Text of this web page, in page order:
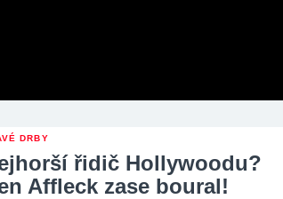
DRBY
řidič Hollywoodu?
Affleck zase boural!